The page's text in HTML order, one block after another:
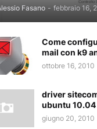
Fasano - febbraio 16,
Come
mail con k9
ottobre 16, 2010
driver
ubuntu 10.04
giugno 20, 2010